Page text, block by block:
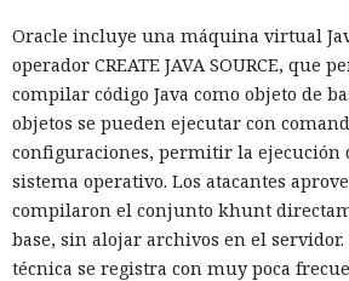
favor de los streams nativos de Node.js
renderizado permite procesar un 22%
sin cambiar el código de las
Entre otras novedades figuran la
para reducir el número de solicitudes
mejor caché de archivos estáticos, la
depuración Instant Navigations, que
componentes lentos, documentación
Oracle incluye una máquina virtual
operador CREATE JAVA SOURCE, que
compilar código Java como objeto de
objetos se pueden ejecutar con
configuraciones, permitir la ejecución
sistema operativo. Los atacantes
compilaron el conjunto khunt
base, sin alojar archivos en el servidor.
técnica se registra con muy poca